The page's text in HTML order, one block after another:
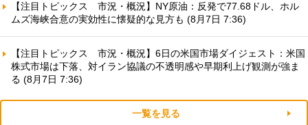
【注目トピックス 市況・概況】NY原油：反発で77.68ドル、ホル
ムズ海峡合意の実効性に懐疑的な見方も (8月7日 7:36)
【注目トピックス 市況・概況】6日の米国市場ダイジェスト：米国
株式市場は下落、対イラン協議の不透明感や早期利上げ観測が強ま
る (8月7日 7:36)
一覧を見る